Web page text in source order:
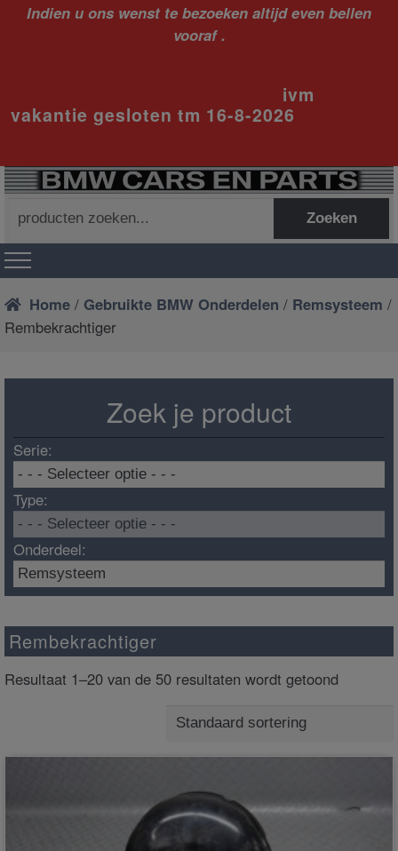
Indien u ons wenst te bezoeken altijd even bellen
vooraf .
ivm
vakantie gesloten tm 16-8-2026
naar:
Zoeken
Home / Gebruikte BMW Onderdelen / Remsysteem /
Rembekrachtiger
Zoek je product
Serie:
Type:
Onderdeel:
Rembekrachtiger
Resultaat 1–20 van de 50 resultaten wordt getoond